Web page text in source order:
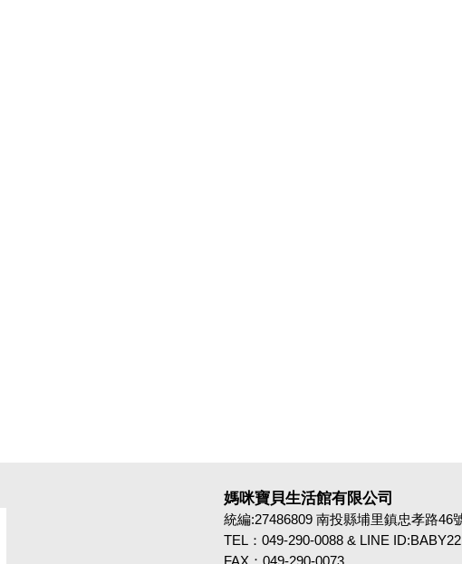
媽咪寶貝生活館有限公司
統編:27486809 南投縣埔里鎮忠孝路46
TEL：049-290-0088 & LINE
FAX：049-290-0073